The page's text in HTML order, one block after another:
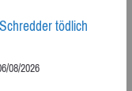
tödlich
08/2026